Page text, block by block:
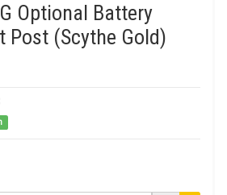
Optional Battery
Post (Scythe Gold)